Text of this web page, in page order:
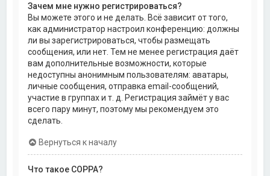
Зачем мне нужно регистрироваться?
Вы можете этого и не делать. Всё зависит от того,
как администратор настроил конференцию: должны
ли вы зарегистрироваться, чтобы размещать
сообщения, или нет. Тем не менее регистрация даёт
вам дополнительные возможности, которые
недоступны анонимным пользователям: аватары,
личные сообщения, отправка email-сообщений,
участие в группах и т. д. Регистрация займёт у вас
всего пару минут, поэтому мы рекомендуем это
сделать.
Вернуться к началу
Что такое COPPA?